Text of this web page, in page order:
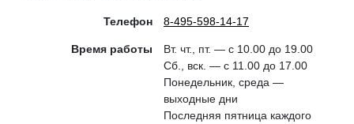
Телефон 8-495-598-14-17
Время работы
Вт. чт., пт. — с 10.00 до 19.00
Сб., вск. — с 11.00 до 17.00
Понедельник, среда —
выходные дни
Последняя пятница каждого